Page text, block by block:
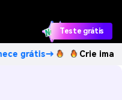
Teste grátis
Crie imagens com